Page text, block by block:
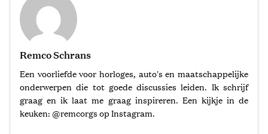
Remco Schrans
Een voorliefde voor horloges, auto's en maatschappelijke
onderwerpen die tot goede discussies leiden. Ik schrijf
graag en ik laat me graag inspireren. Een kijkje in de
keuken: @remcorgs op Instagram.